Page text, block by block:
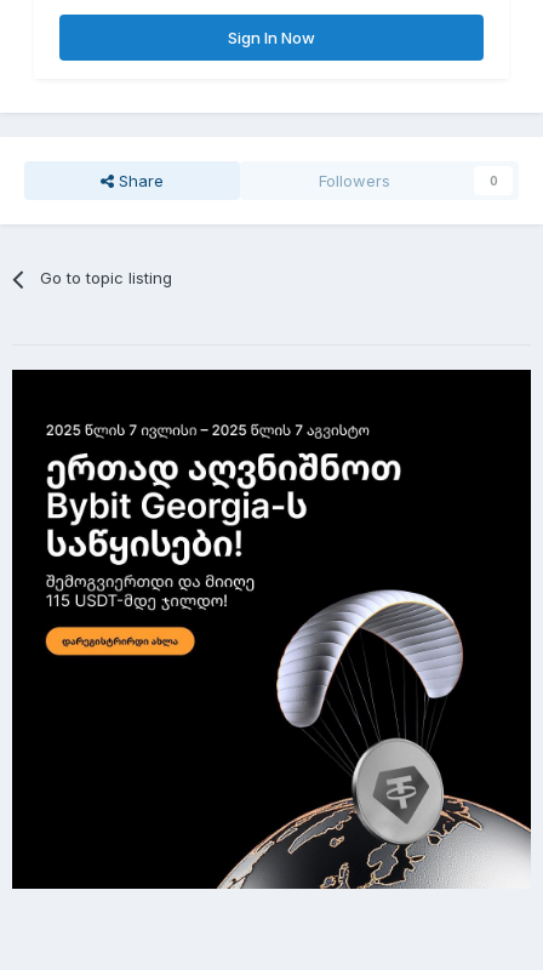
Sign In Now
Share Followers 0
Go to topic listing